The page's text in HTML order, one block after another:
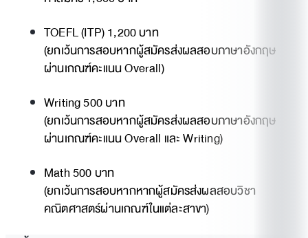
TOEFL (ITP) 1,200 บาท
(ยกเว้นการสอบหากผู้สมัครส่งผลสอบภาษาอังกฤษ
ผ่านเกณฑ์คะแนน Overall)
Writing 500 บาท
(ยกเว้นการสอบหากผู้สมัครส่งผลสอบภาษาอังกฤษ
ผ่านเกณฑ์คะแนน Overall และ Writing)
Math 500 บาท
(ยกเว้นการสอบหากหากผู้สมัครส่งผลสอบวิชา
คณิตศาสตร์ผ่านเกณฑ์ในแต่ละสาขา)